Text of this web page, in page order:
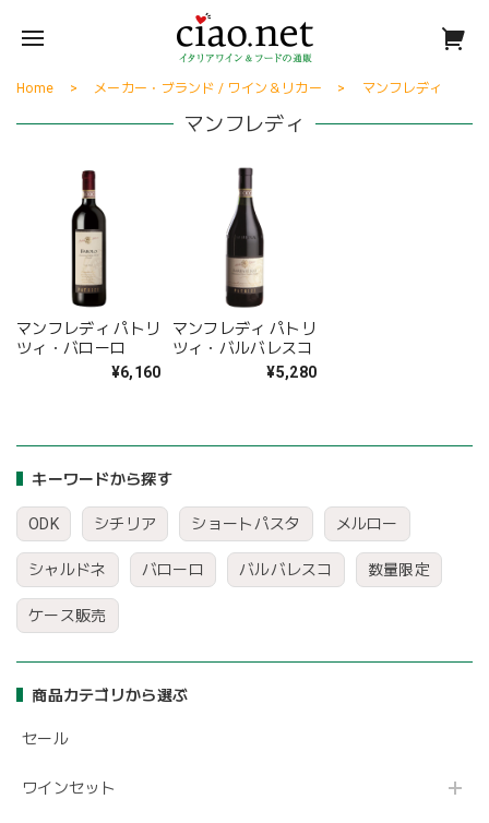
キーワードから探す
ODK シチリア ショートパスタ メルロー
シャルドネ バローロ バルバレスコ 数量限定
ケース販売
商品カテゴリから選ぶ
セール
ワインセット
Home メーカー・ブランド / ワイン＆リカー マンフレディ
マンフレディ
マンフレディ パトリ
ツィ・バローロ
¥6,160
マンフレディ パトリ
ツィ・バルバレスコ
¥5,280